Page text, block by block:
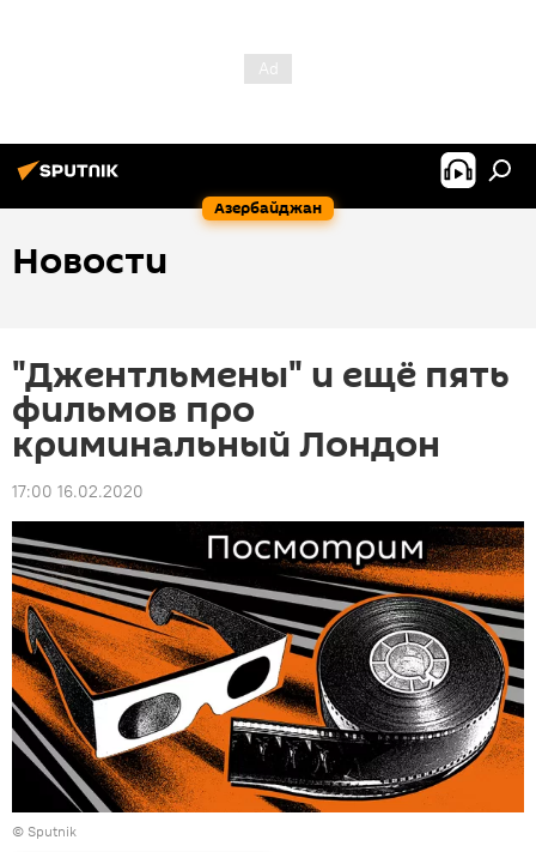
Азербайджан
Новости
"Джентльмены" и ещё пять
фильмов про
криминальный Лондон
17:00 16.02.2020
© Sputnik